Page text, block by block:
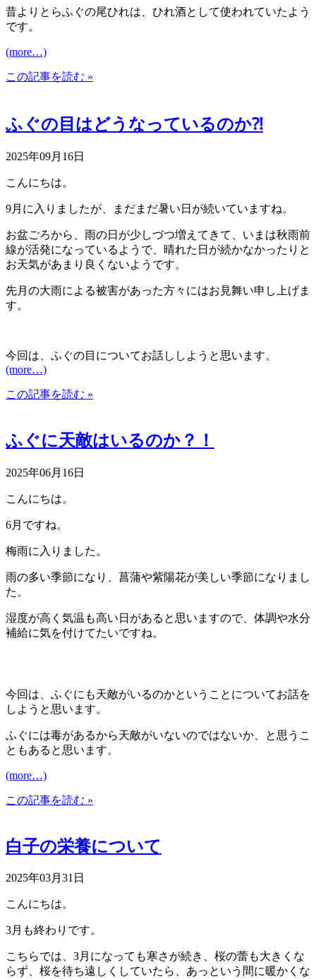
昔よりとらふぐの尾ひれは、ひれ酒として使われていたよう
です。
(more…)
この記事を読む »
ふぐの目はどうなっているのか⁈
2025年09月16日
こんにちは。
9月に入りましたが、まだまだ暑い日が続いていますね。
お盆ごろから、雨の日が少しづつ増えてきて、いまは秋雨前
線が活発になっているようで、晴れた日が続かなかったりと
お天気があまり良くないようです。
先月の大雨による被害があった方々にはお見舞い申し上げま
す。
今回は、ふぐの目についてお話ししようと思います。
(more…)
この記事を読む »
ふぐに天敵はいるのか？！
2025年06月16日
こんにちは。
6月ですね。
梅雨に入りました。
雨の多い季節になり、菖蒲や紫陽花が美しい季節になりまし
た。
湿度が高く気温も高い日があると思いますので、体調や水分
補給に気を付けてたいですね。
今回は、ふぐにも天敵がいるのかということについてお話を
しようと思います。
ふぐには毒があるから天敵がいないのではないか、と思うこ
ともあると思います。
(more…)
この記事を読む »
白子の栄養について
2025年03月31日
こんにちは。
3月も終わりです。
こちらでは、3月になっても寒さが続き、桜の蕾も大きくな
らず、桜を待ち遠しくしていたら、あっという間に暖かくな